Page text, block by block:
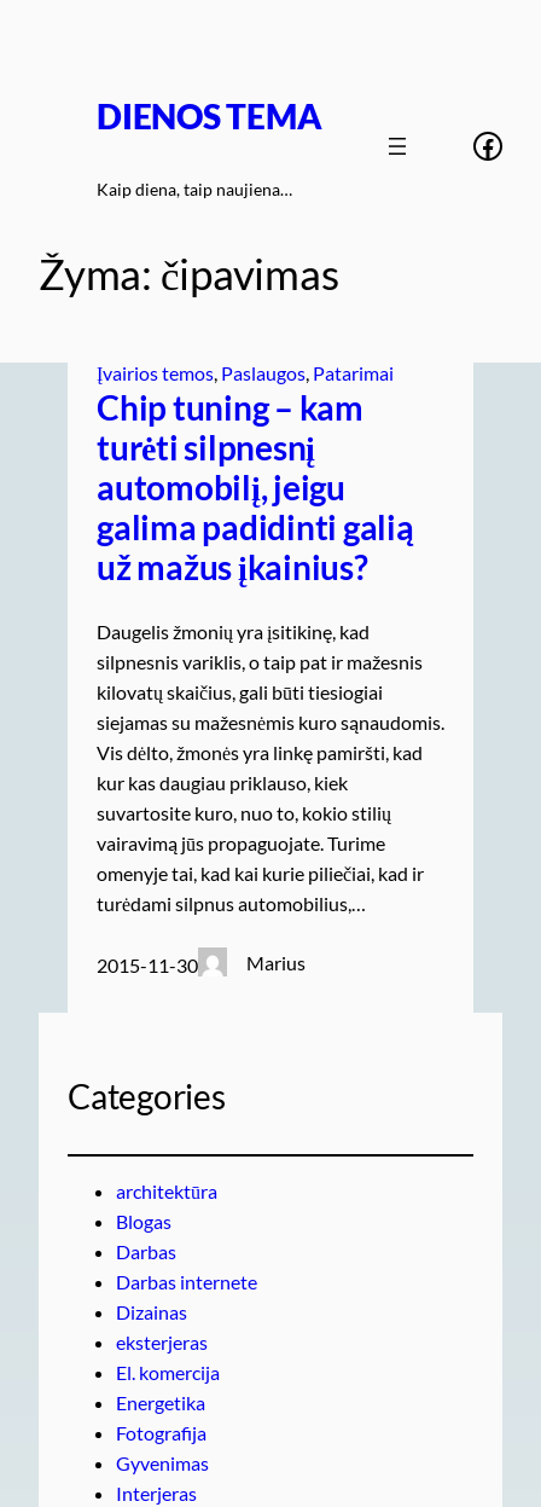
DIENOS TEMA
Kaip diena, taip naujiena…
Žyma: čipavimas
Įvairios temos Paslaugos Patarimai
Chip tuning – kam
turėti silpnesnį
automobilį, jeigu
galima padidinti galią
už mažus įkainius?
Daugelis žmonių yra įsitikinę, kad
silpnesnis variklis, o taip pat ir mažesnis
kilovatų skaičius, gali būti tiesiogiai
siejamas su mažesnėmis kuro sąnaudomis.
Vis dėlto, žmonės yra linkę pamiršti, kad
kur kas daugiau priklauso, kiek
suvartosite kuro, nuo to, kokio stilių
vairavimą jūs propaguojate. Turime
omenyje tai, kad kai kurie piliečiai, kad ir
turėdami silpnus automobilius,…
2015-11-30 Marius
Categories
architektūra
Blogas
Darbas
Darbas internete
Dizainas
eksterjeras
El. komercija
Energetika
Fotografija
Gyvenimas
Interjeras